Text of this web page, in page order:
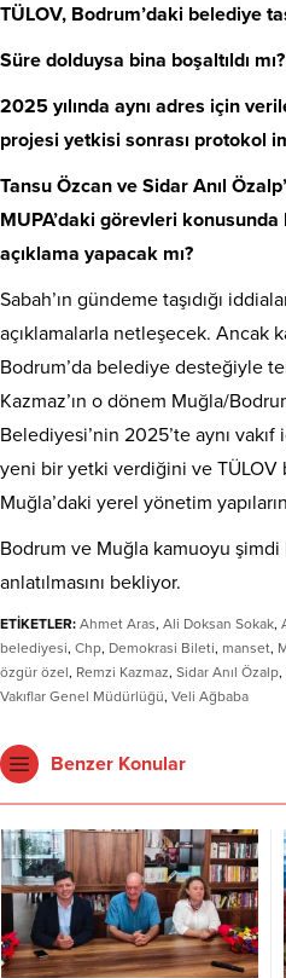
TÜLOV, Bodrum’daki belediye
Süre dolduysa bina boşaltıldı mı?
2025 yılında aynı adres için
projesi yetkisi sonrası protokol
Tansu Özcan ve Sidar Anıl
MUPA’daki görevleri
açıklama yapacak mı?
Sabah’ın gündeme taşıdığı
açıklamalarla netleşecek. Ancak
Bodrum’da belediye desteğiyle
Kazmaz’ın o dönem Muğla/
Belediyesi’nin 2025’te aynı
yeni bir yetki verdiğini ve TÜLOV
Muğla’daki yerel yönetim
Bodrum ve Muğla kamuoyu
anlatılmasını bekliyor.
ETİKETLER: Ahmet Aras, Ali Doksan Sokak,
belediyesi, Chp, Demokrasi Bileti, manset,
özgür özel, Remzi Kazmaz, Sidar Anıl Özalp,
Vakıflar Genel Müdürlüğü, Veli Ağbaba
Benzer Konular